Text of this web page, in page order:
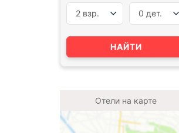
2 взр. 0 дет.
НАЙТИ
Отели на карте